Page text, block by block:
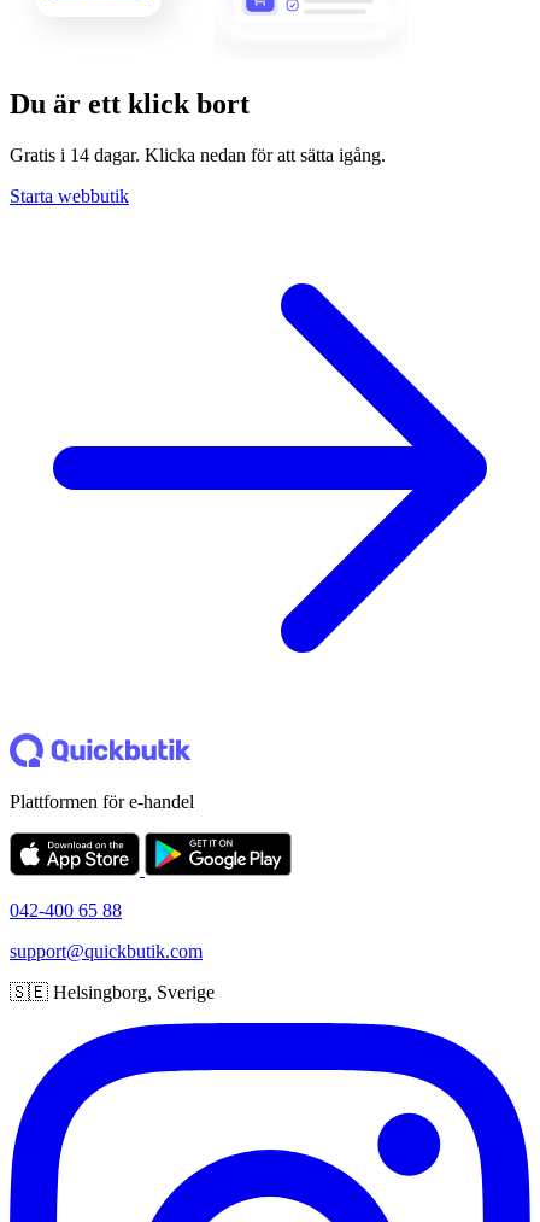
Du är ett klick bort
Gratis i 14 dagar. Klicka nedan för att sätta igång.
Starta webbutik
Plattformen för e-handel
042-400 65 88
support@quickbutik.com
🇸🇪 Helsingborg, Sverige